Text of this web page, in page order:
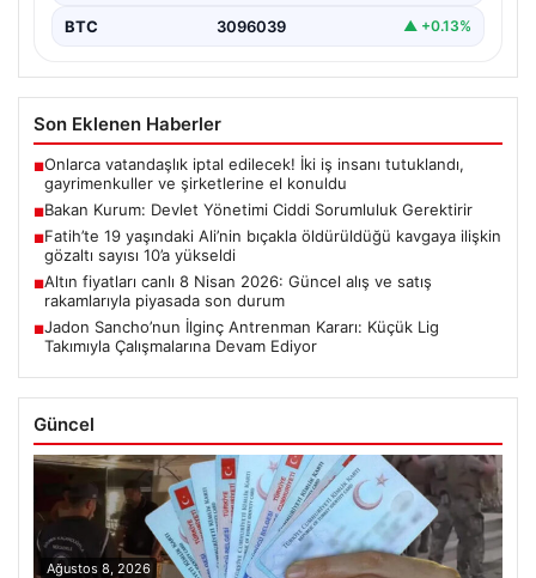
BTC 3096039 ▲ +0.13%
Son Eklenen Haberler
■Onlarca vatandaşlık iptal edilecek! İki iş insanı tutuklandı,
gayrimenkuller ve şirketlerine el konuldu
■Bakan Kurum: Devlet Yönetimi Ciddi Sorumluluk Gerektirir
■Fatih’te 19 yaşındaki Ali’nin bıçakla öldürüldüğü kavgaya ilişkin
gözaltı sayısı 10’a yükseldi
■Altın fiyatları canlı 8 Nisan 2026: Güncel alış ve satış
rakamlarıyla piyasada son durum
■Jadon Sancho’nun İlginç Antrenman Kararı: Küçük Lig
Takımıyla Çalışmalarına Devam Ediyor
Güncel
Ağustos 8, 2026